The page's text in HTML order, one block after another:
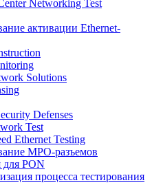
Networking Test
активации Ethernet-
Solutions
Defenses
Test
Ethernet Testing
МРО-разъемов
PON
процесса тестирования